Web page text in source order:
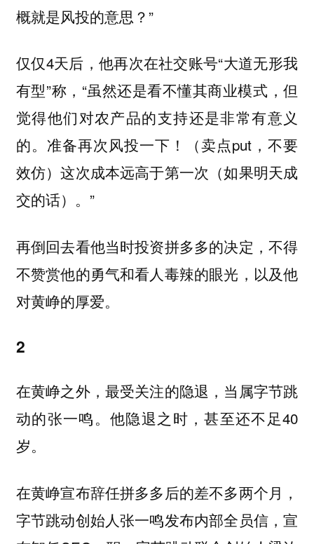
概就是风投的意思？”
仅仅4天后，他再次在社交账号“大道无形我
有型”称，“虽然还是看不懂其商业模式，但
觉得他们对农产品的支持还是非常有意义
的。准备再次风投一下！（卖点put，不要
效仿）这次成本远高于第一次（如果明天成
交的话）。”
再倒回去看他当时投资拼多多的决定，不得
不赞赏他的勇气和看人毒辣的眼光，以及他
对黄峥的厚爱。
2
在黄峥之外，最受关注的隐退，当属字节跳
动的张一鸣。他隐退之时，甚至还不足40
岁。
在黄峥宣布辞任拼多多后的差不多两个月，
字节跳动创始人张一鸣发布内部全员信，宣